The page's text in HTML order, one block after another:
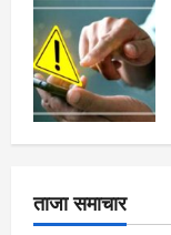
ताजा समाचार